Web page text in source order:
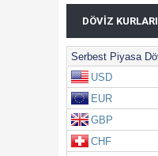
DÖVIZ KURLARI